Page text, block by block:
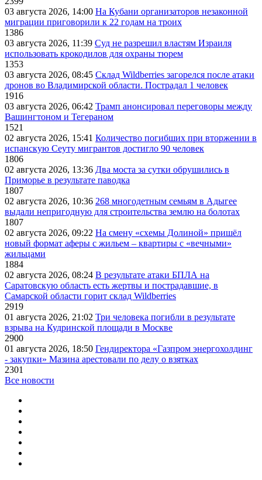
03 августа 2026, 14:00 На Кубани организаторов незаконной
миграции приговорили к 22 годам на троих
1386
03 августа 2026, 11:39 Суд не разрешил властям Израиля
использовать крокодилов для охраны тюрем
1353
03 августа 2026, 08:45 Склад Wildberries загорелся после атаки
дронов во Владимирской области. Пострадал 1 человек
1916
03 августа 2026, 06:42 Трамп анонсировал переговоры между
Вашингтоном и Тегераном
1521
02 августа 2026, 15:41 Количество погибших при вторжении в
испанскую Сеуту мигрантов достигло 90 человек
1806
02 августа 2026, 13:36 Два моста за сутки обрушились в
Приморье в результате паводка
1807
02 августа 2026, 10:36 268 многодетным семьям в Адыгее
выдали непригодную для строительства землю на болотах
1807
02 августа 2026, 09:22 На смену «схемы Долиной» пришёл
новый формат аферы с жильем – квартиры с «вечными»
жильцами
1884
02 августа 2026, 08:24 В результате атаки БПЛА на
Саратовскую область есть жертвы и пострадавшие, в
Самарской области горит склад Wildberries
2919
01 августа 2026, 21:02 Три человека погибли в результате
взрыва на Кудринской площади в Москве
2900
01 августа 2026, 18:50 Гендиректора «Газпром энергохолдинг
- закупки» Мазина арестовали по делу о взятках
2301
Все новости